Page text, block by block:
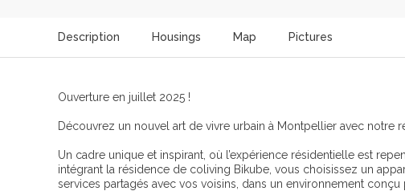
Description Housings Map Pictures
Ouverture en juillet 2025 !
Découvrez un nouvel art de vivre urbain à Montpellier avec notre
Un cadre unique et inspirant, où l’expérience résidentielle est
intégrant la résidence de coliving Bikube, vous choisissez un
services partagés avec vos voisins, dans un environnement